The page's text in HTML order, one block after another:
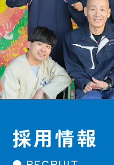
採用情報